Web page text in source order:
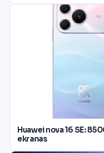
Huawei nova 16 SE:
ekranas